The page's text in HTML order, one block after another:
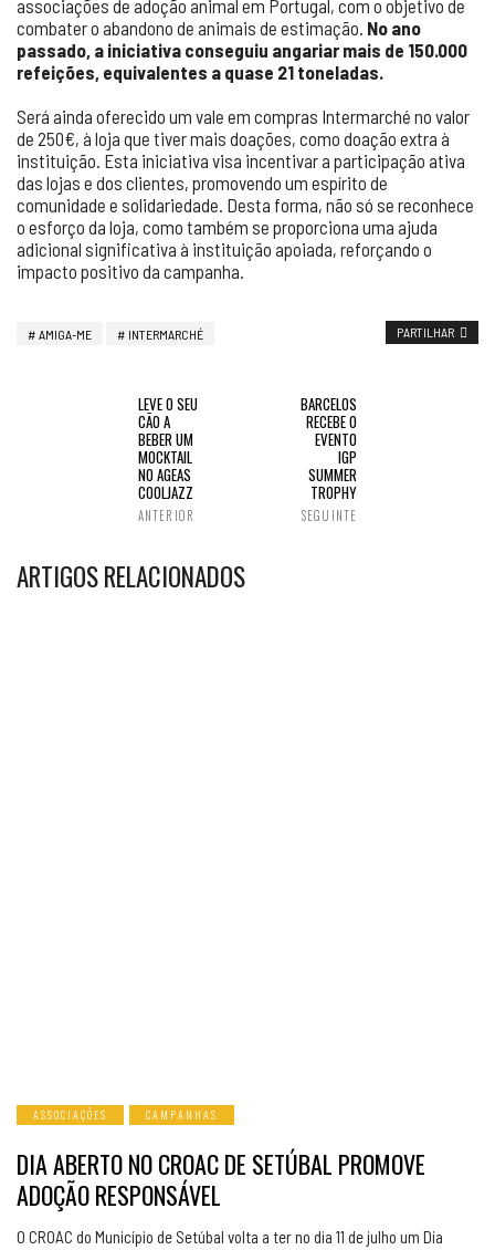
associações de adoção animal em Portugal, com o objetivo de
combater o abandono de animais de estimação. No ano
passado, a iniciativa conseguiu angariar mais de 150.000
refeições, equivalentes a quase 21 toneladas.
Será ainda oferecido um vale em compras Intermarché no valor
de 250€, à loja que tiver mais doações, como doação extra à
instituição. Esta iniciativa visa incentivar a participação ativa
das lojas e dos clientes, promovendo um espírito de
comunidade e solidariedade. Desta forma, não só se reconhece
o esforço da loja, como também se proporciona uma ajuda
adicional significativa à instituição apoiada, reforçando o
impacto positivo da campanha.
AMIGA-ME INTERMARCHÉ PARTILHAR
LEVE O SEU
CÃO A
BEBER UM
MOCKTAIL
NO AGEAS
COOLJAZZ
ANTERIOR
BARCELOS
RECEBE O
EVENTO
IGP
SUMMER
TROPHY
SEGUINTE
ARTIGOS RELACIONADOS
ASSOCIAÇÕES CAMPANHAS
DIA ABERTO NO CROAC DE SETÚBAL PROMOVE
ADOÇÃO RESPONSÁVEL
O CROAC do Município de Setúbal volta a ter no dia 11 de julho um Dia